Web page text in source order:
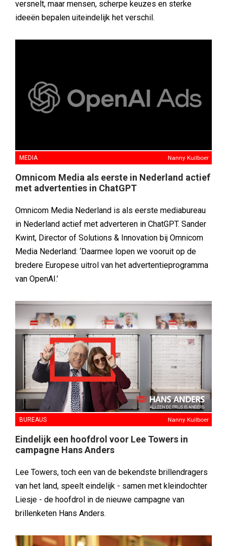
versnelt, maar mensen, scherpe keuzes en sterke
ideeën bepalen uiteindelijk het verschil.
MEDIA Nanny Kuilboer
Omnicom Media als eerste in Nederland actief
met advertenties in ChatGPT
Omnicom Media Nederland is als eerste mediabureau
in Nederland actief met adverteren in ChatGPT. Sander
Kwint, Director of Solutions & Innovation bij Omnicom
Media Nederland: ‘Daarmee lopen we vooruit op de
bredere Europese uitrol van het advertentieprogramma
van OpenAI.’
BUREAUS Nanny Kuilboer
Eindelijk een hoofdrol voor Lee Towers in
campagne Hans Anders
Lee Towers, toch een van de bekendste brillendragers
van het land, speelt eindelijk - samen met kleindochter
Liesje - de hoofdrol in de nieuwe campagne van
brillenketen Hans Anders.